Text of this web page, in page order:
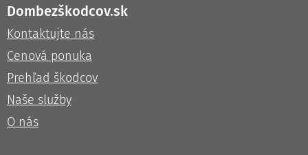
Dombezškodcov.sk
Kontaktujte nás
Cenová ponuka
Prehľad škodcov
Naše služby
O nás